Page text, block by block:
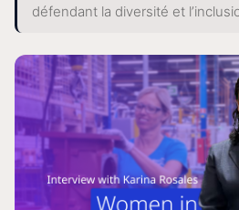
défendant la diversité et